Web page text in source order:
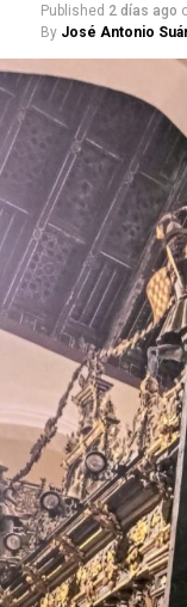
Published 2 días ago
By José Antonio